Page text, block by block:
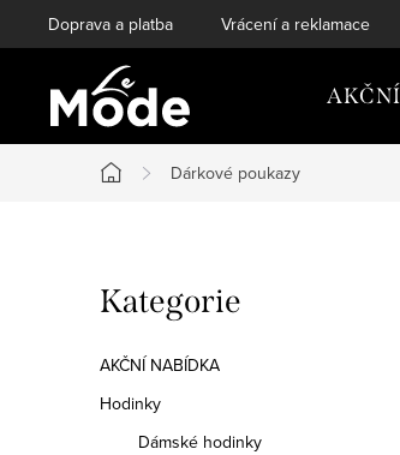
na
Doprava a platba Vrácení a reklamace
Domů
Dárkové poukazy
o
s
t
Přeskočit
kategorie
Kategorie
AKČNÍ NABÍDKA
Hodinky
Dámské hodinky